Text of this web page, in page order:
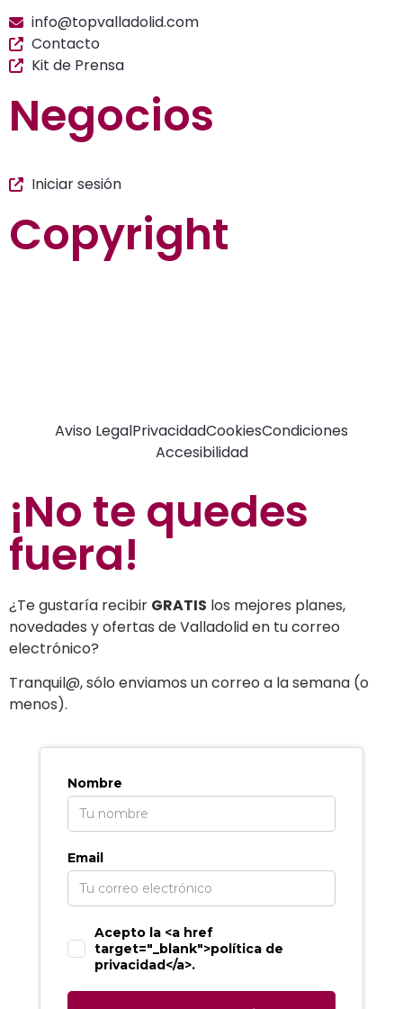
info@topvalladolid.com
Contacto
Kit de Prensa
Negocios
Iniciar sesión
Copyright
Aviso LegalPrivacidadCookiesCondiciones
Accesibilidad
¡No te quedes
fuera!
¿Te gustaría recibir GRATIS los mejores planes,
novedades y ofertas de Valladolid en tu correo
electrónico?
Tranquil@, sólo enviamos un correo a la semana (o
menos).